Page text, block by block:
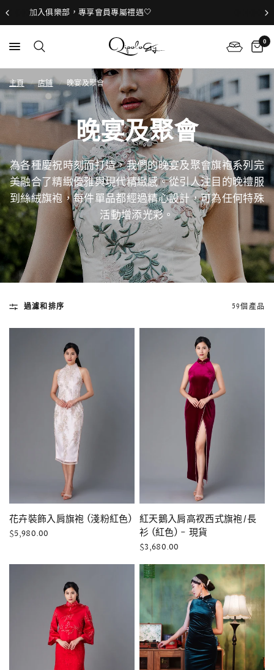
立即預約試身，定製新娘旗袍！
0
主頁 / 店鋪 / 晚宴及聚會
晚宴及聚會
為各種慶祝時刻而打造，我們的晚宴及聚會旗袍系列完
美融合了精緻優雅與現代精緻感。從引人注目的晚禮服
到絲絨旗袍，每件單品都經過精心設計，可為任何特殊
活動增添光彩。
過濾和排序 59個產品
快速瀏覽
花卉裝飾入肩旗袍 (淺粉紅色)
$5,980.00
快速瀏覽
紅天鵝入肩高衩西式旗袍/長
衫 (紅色) - 現貨
$3,680.00
蕾絲魚尾裙旗袍